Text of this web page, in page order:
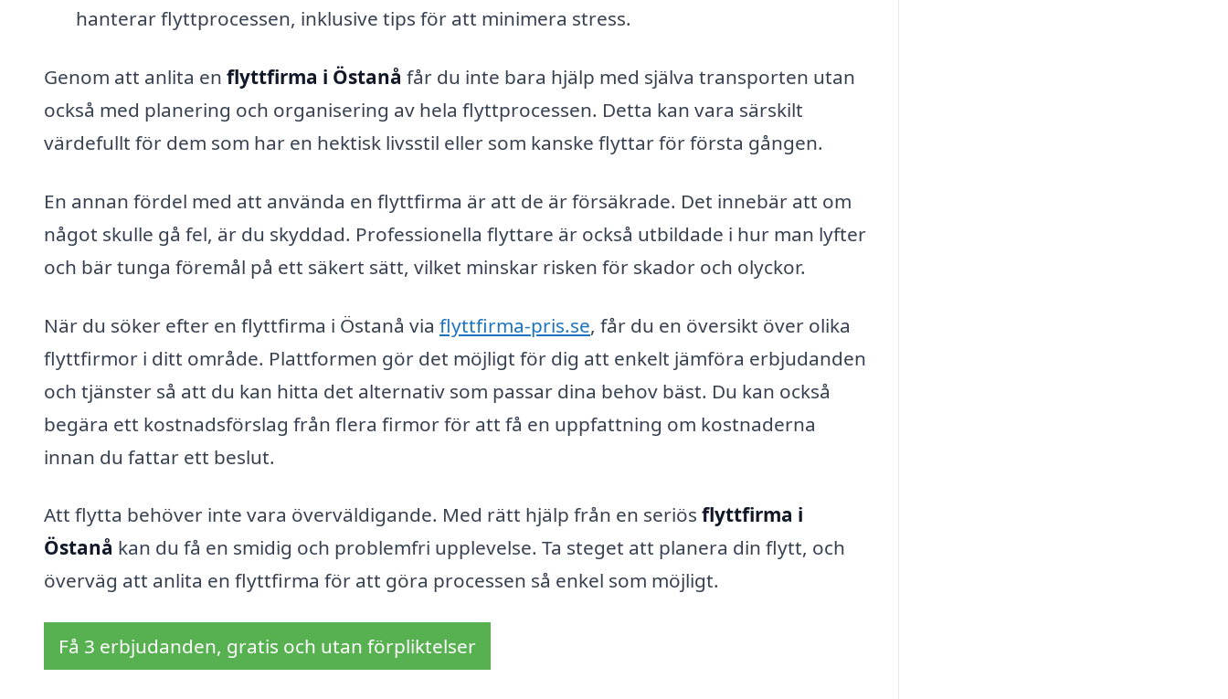
hanterar flyttprocessen, inklusive tips för att minimera stress.
Genom att anlita en flyttfirma i Östanå får du inte bara hjälp med själva transporten utan
också med planering och organisering av hela flyttprocessen. Detta kan vara särskilt
värdefullt för dem som har en hektisk livsstil eller som kanske flyttar för första gången.
En annan fördel med att använda en flyttfirma är att de är försäkrade. Det innebär att om
något skulle gå fel, är du skyddad. Professionella flyttare är också utbildade i hur man lyfter
och bär tunga föremål på ett säkert sätt, vilket minskar risken för skador och olyckor.
När du söker efter en flyttfirma i Östanå via flyttfirma-pris.se, får du en översikt över olika
flyttfirmor i ditt område. Plattformen gör det möjligt för dig att enkelt jämföra erbjudanden
och tjänster så att du kan hitta det alternativ som passar dina behov bäst. Du kan också
begära ett kostnadsförslag från flera firmor för att få en uppfattning om kostnaderna
innan du fattar ett beslut.
Att flytta behöver inte vara överväldigande. Med rätt hjälp från en seriös flyttfirma i
Östanå kan du få en smidig och problemfri upplevelse. Ta steget att planera din flytt, och
överväg att anlita en flyttfirma för att göra processen så enkel som möjligt.
Få 3 erbjudanden, gratis och utan förpliktelser